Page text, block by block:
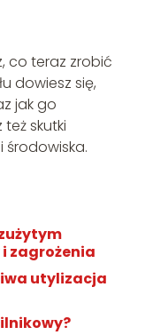
co teraz zrobić
dowiesz się,
jak go
skutki
środowiska.
zagrożenia
utylizacja